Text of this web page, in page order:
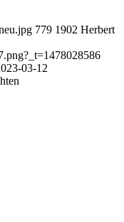
779 1902 Herbert
03-12